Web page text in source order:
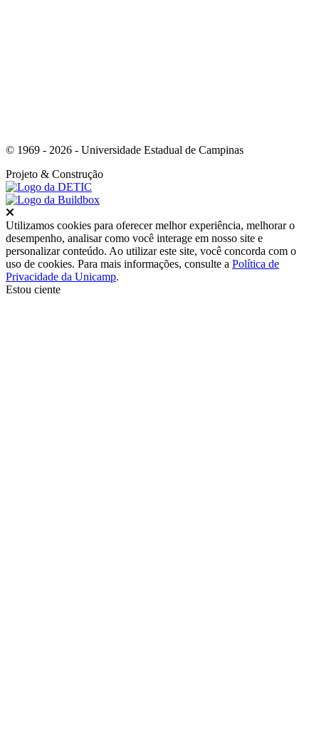
© 1969 - 2026 - Universidade Estadual de Campinas
Projeto & Construção
Utilizamos cookies para oferecer melhor experiência, melhorar o
desempenho, analisar como você interage em nosso site e
personalizar conteúdo. Ao utilizar este site, você concorda com o
uso de cookies. Para mais informações, consulte a Política de
Privacidade da Unicamp.
Estou ciente